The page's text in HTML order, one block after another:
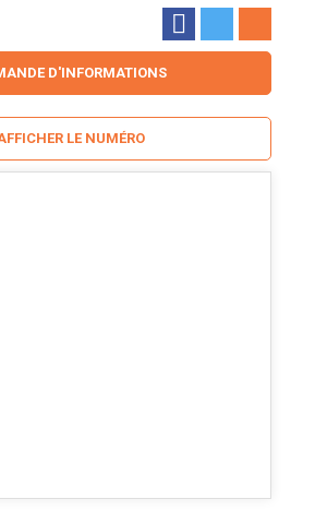
D'INFORMATIONS
LE NUMÉRO